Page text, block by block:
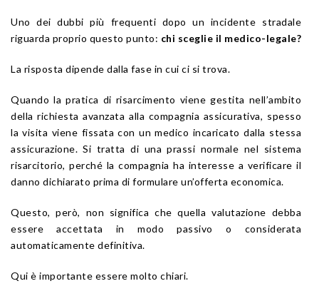
Uno dei dubbi più frequenti dopo un incidente stradale
riguarda proprio questo punto: chi sceglie il medico-legale?
La risposta dipende dalla fase in cui ci si trova.
Quando la pratica di risarcimento viene gestita nell’ambito
della richiesta avanzata alla compagnia assicurativa, spesso
la visita viene fissata con un medico incaricato dalla stessa
assicurazione. Si tratta di una prassi normale nel sistema
risarcitorio, perché la compagnia ha interesse a verificare il
danno dichiarato prima di formulare un’offerta economica.
Questo, però, non significa che quella valutazione debba
essere accettata in modo passivo o considerata
automaticamente definitiva.
Qui è importante essere molto chiari.